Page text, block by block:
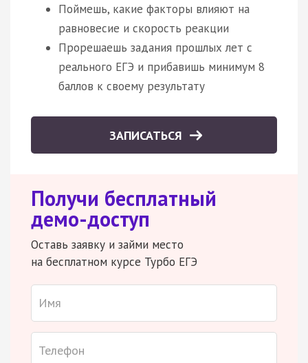
Поймешь, какие факторы влияют на
равновесие и скорость реакции
Прорешаешь задания прошлых лет с
реального ЕГЭ и прибавишь минимум 8
баллов к своему результату
ЗАПИСАТЬСЯ
Получи бесплатный
демо-доступ
Оставь заявку и займи место
на бесплатном курсе Турбо ЕГЭ